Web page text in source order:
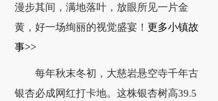
漫步其间，满地落叶，放眼所见一片金
黄，好一场绚丽的视觉盛宴！ 更多小镇故
事>>
每年秋末冬初，大慈岩悬空寺千年古
银杏必成网红打卡地。这株银杏树高39.5